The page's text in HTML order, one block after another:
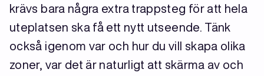
krävs bara några extra trappsteg för att hela
uteplatsen ska få ett nytt utseende. Tänk
också igenom var och hur du vill skapa olika
zoner, var det är naturligt att skärma av och